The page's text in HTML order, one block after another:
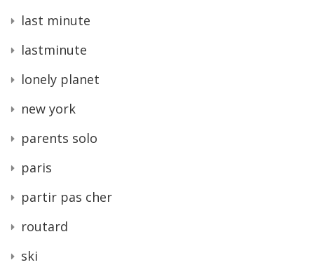
last minute
lastminute
lonely planet
new york
parents solo
paris
partir pas cher
routard
ski